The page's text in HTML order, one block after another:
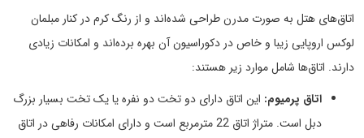
اتاق‌های هتل به صورت مدرن طراحی شده‌اند و از رنگ کرم در کنار مبلمان
لوکس اروپایی زیبا و خاص در دکوراسیون آن بهره برده‌اند و امکانات زیادی
دارند. اتاق‌ها شامل موارد زیر هستند:
اتاق پرمیوم: این اتاق دارای دو تخت دو نفره یا یک تخت بسیار بزرگ
دبل است. متراژ اتاق 22 مترمربع است و دارای امکانات رفاهی در اتاق